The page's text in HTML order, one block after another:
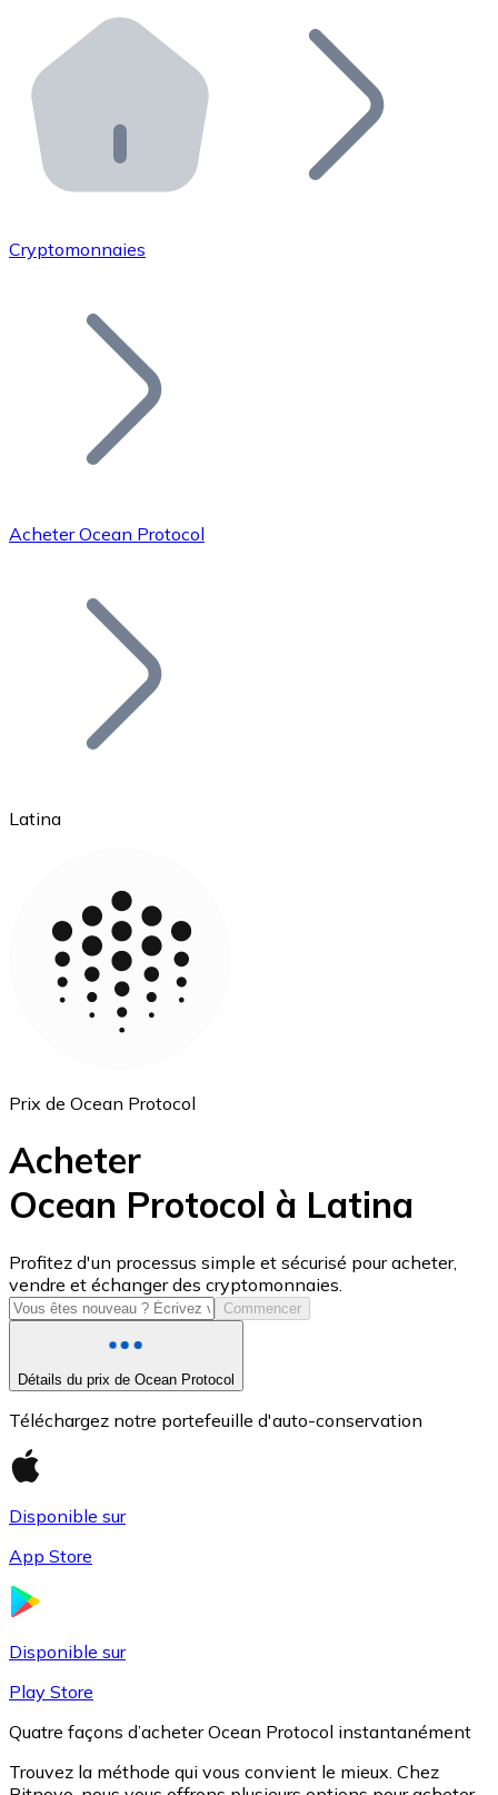
Distributeurs automatiques Bitnovo
Intégrez un ATM Bitnovo dans votre entreprise et
API Bitnovo
Intégrez notre API dans votre écosystème.
Rejoignez notre réseau de distributeurs et
Ajoutez le token de votre projet à notre service
Bitcoin
Ethereum
ETH
USD Coin
USDC
Cryptomonnaies
Acheter Ocean Protocol
Latina
Prix de Ocean Protocol
Acheter
Ocean Protocol à Latina
Profitez d'un processus simple et sécurisé pour acheter,
vendre et échanger des cryptomonnaies.
Commencer
Détails du prix de Ocean Protocol
Téléchargez notre portefeuille d'auto-conservation
Disponible sur
App Store
Disponible sur
Play Store
Quatre façons d’acheter Ocean Protocol instantanément
Trouvez la méthode qui vous convient le mieux. Chez